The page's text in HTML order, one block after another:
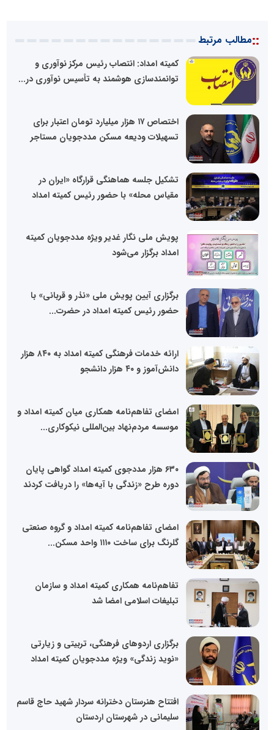
::مطالب مرتبط
کمیته امداد: انتصاب رئیس مرکز نوآوری و
توانمندسازی هوشمند به تأسیس نوآوری در...
اختصاص ۱۷ هزار میلیارد تومان اعتبار برای
تسهیلات ودیعه مسکن مددجویان مستاجر
تشکیل جلسه هماهنگی قرارگاه «ایران در
مقیاس محله» با حضور رئیس کمیته امداد
پویش ملی نگار غدیر ویژه مددجویان کمیته
امداد برگزار می‌شود
برگزاری آیین پویش ملی «نذر و قربانی» با
حضور رئیس کمیته امداد در حضرت...
ارائه خدمات فرهنگی کمیته امداد به ۸۴۰ هزار
دانش‌آموز و ۴۰ هزار دانشجو
امضای تفاهم‌نامه همکاری میان کمیته امداد و
موسسه مردم‌نهاد بین‌المللی نیکوکاری...
۶۳۰ هزار مددجوی کمیته امداد گواهی پایان
دوره طرح «زندگی با آیه‌ها» را دریافت کردند
امضای تفاهم‌نامه کمیته امداد و گروه صنعتی
گلرنگ برای ساخت ۱۱۱۰ واحد مسکن...
تفاهم‌نامه همکاری کمیته امداد و سازمان
تبلیغات اسلامی امضا شد
برگزاری اردوهای فرهنگی، تربیتی و زیارتی
«نوید زندگی» ویژه مددجویان کمیته امداد
افتتاح هنرستان دخترانه سردار شهید حاج قاسم
سلیمانی در شهرستان اردستان